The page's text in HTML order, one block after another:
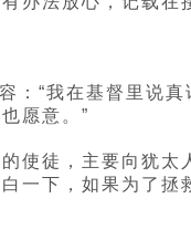
：“我在基督里说
愿意。”
使徒，主要向犹
一下，如果为了